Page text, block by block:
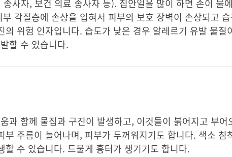
사자, 보건 의료 종사자 등). 집안일을 많이 하면 손이 물
각질층에 손상을 입혀서 피부의 보호 장벽이 손상되고
의 위험 인자입니다. 습도가 낮은 경우 알레르기 유발 물
할 수 있습니다.
과 함께 물집과 구진이 발생하고, 이것들이 붉어지고 부
부 주름이 늘어나며, 피부가 두꺼워지기도 합니다. 색소
할 수 있습니다. 드물게 흉터가 생기기도 합니다.